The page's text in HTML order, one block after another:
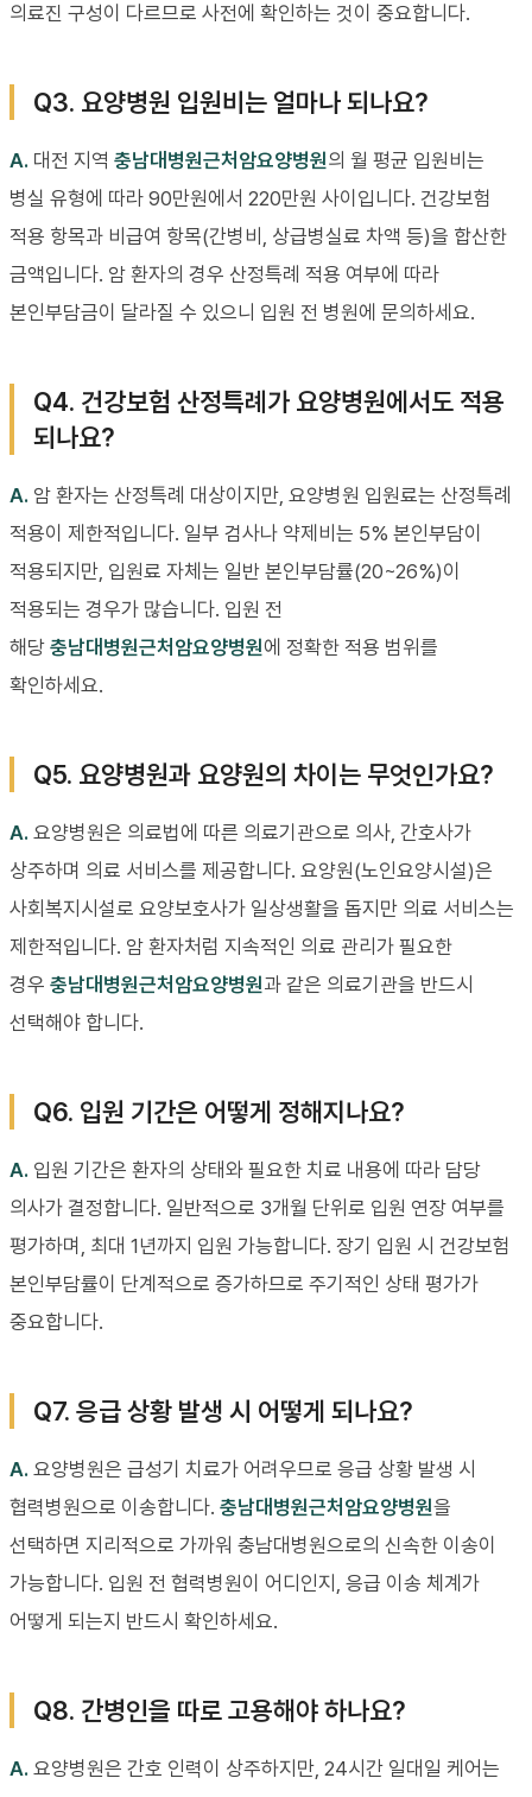
의료진 구성이 다르므로 사전에 확인하는 것이 중요합니다.
Q3. 요양병원 입원비는 얼마나 되나요?
A. 대전 지역 충남대병원근처암요양병원의 월 평균 입원비는
병실 유형에 따라 90만원에서 220만원 사이입니다. 건강보험
적용 항목과 비급여 항목(간병비, 상급병실료 차액 등)을 합산한
금액입니다. 암 환자의 경우 산정특례 적용 여부에 따라
본인부담금이 달라질 수 있으니 입원 전 병원에 문의하세요.
Q4. 건강보험 산정특례가 요양병원에서도 적용
되나요?
A. 암 환자는 산정특례 대상이지만, 요양병원 입원료는 산정특례
적용이 제한적입니다. 일부 검사나 약제비는 5% 본인부담이
적용되지만, 입원료 자체는 일반 본인부담률(20~26%)이
적용되는 경우가 많습니다. 입원 전
해당 충남대병원근처암요양병원에 정확한 적용 범위를
확인하세요.
Q5. 요양병원과 요양원의 차이는 무엇인가요?
A. 요양병원은 의료법에 따른 의료기관으로 의사, 간호사가
상주하며 의료 서비스를 제공합니다. 요양원(노인요양시설)은
사회복지시설로 요양보호사가 일상생활을 돕지만 의료 서비스는
제한적입니다. 암 환자처럼 지속적인 의료 관리가 필요한
경우 충남대병원근처암요양병원과 같은 의료기관을 반드시
선택해야 합니다.
Q6. 입원 기간은 어떻게 정해지나요?
A. 입원 기간은 환자의 상태와 필요한 치료 내용에 따라 담당
의사가 결정합니다. 일반적으로 3개월 단위로 입원 연장 여부를
평가하며, 최대 1년까지 입원 가능합니다. 장기 입원 시 건강보험
본인부담률이 단계적으로 증가하므로 주기적인 상태 평가가
중요합니다.
Q7. 응급 상황 발생 시 어떻게 되나요?
A. 요양병원은 급성기 치료가 어려우므로 응급 상황 발생 시
협력병원으로 이송합니다. 충남대병원근처암요양병원을
선택하면 지리적으로 가까워 충남대병원으로의 신속한 이송이
가능합니다. 입원 전 협력병원이 어디인지, 응급 이송 체계가
어떻게 되는지 반드시 확인하세요.
Q8. 간병인을 따로 고용해야 하나요?
A. 요양병원은 간호 인력이 상주하지만, 24시간 일대일 케어는